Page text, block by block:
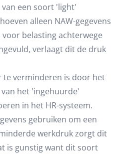
een soort 'light'
alleen NAW-gegevens
belasting achterwege
verlaagt dit de druk
te verminderen is door het
het 'ingehuurde'
in het HR-systeem.
gebruiken om een
werkdruk zorgt dit
is gunstig want dit soort